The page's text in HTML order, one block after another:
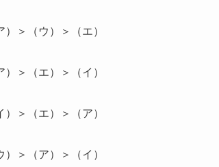
＞（ウ）＞（エ）
＞（エ）＞（イ）
＞（エ）＞（ア）
＞（ア）＞（イ）